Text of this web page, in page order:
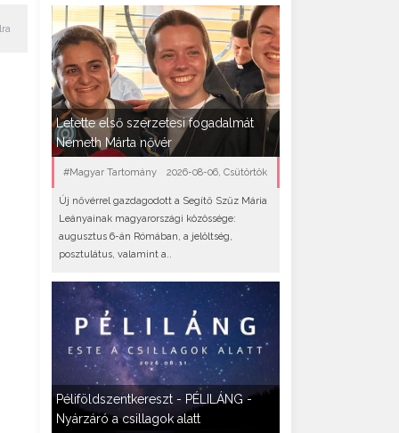
Letette első szerzetesi fogadalmát
Németh Márta nővér
#Magyar Tartomány 2026-08-06, Csütörtök
Új nővérrel gazdagodott a Segítő Szűz Mária
Leányainak magyarországi közössége:
augusztus 6-án Rómában, a jelöltség,
posztulátus, valamint a..
Péliföldszentkereszt - PÉLILÁNG -
Nyárzáró a csillagok alatt